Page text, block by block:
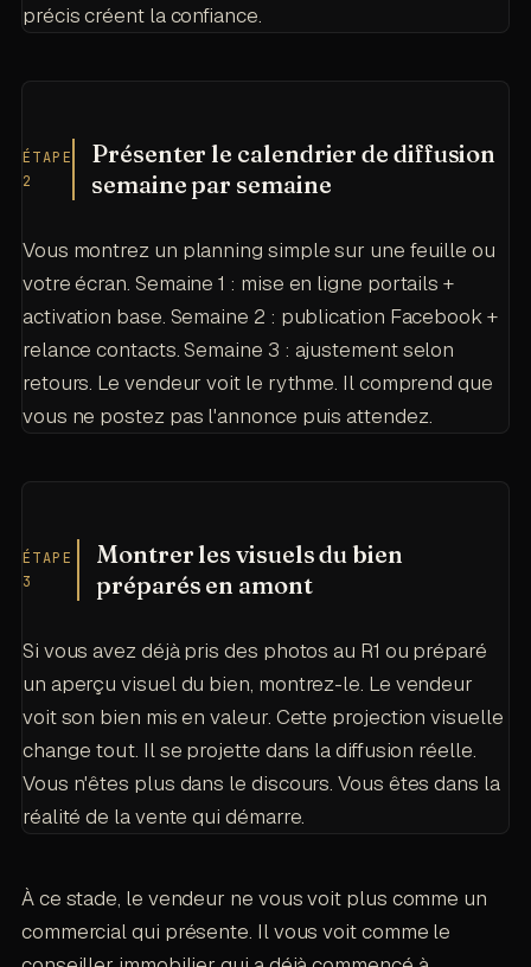
précis créent la confiance.
ÉTAPE
2
Présenter le calendrier de diffusion
semaine par semaine
Vous montrez un planning simple sur une feuille ou
votre écran. Semaine 1 : mise en ligne portails +
activation base. Semaine 2 : publication Facebook +
relance contacts. Semaine 3 : ajustement selon
retours. Le vendeur voit le rythme. Il comprend que
vous ne postez pas l'annonce puis attendez.
ÉTAPE
3
Montrer les visuels du bien
préparés en amont
Si vous avez déjà pris des photos au R1 ou préparé
un aperçu visuel du bien, montrez-le. Le vendeur
voit son bien mis en valeur. Cette projection visuelle
change tout. Il se projette dans la diffusion réelle.
Vous n'êtes plus dans le discours. Vous êtes dans la
réalité de la vente qui démarre.
À ce stade, le vendeur ne vous voit plus comme un
commercial qui présente. Il vous voit comme le